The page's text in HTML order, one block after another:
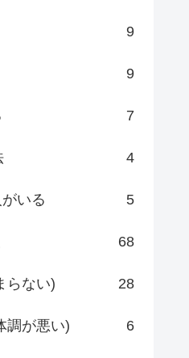
9
9
7
4
いる 5
68
らない) 28
調が悪い) 6